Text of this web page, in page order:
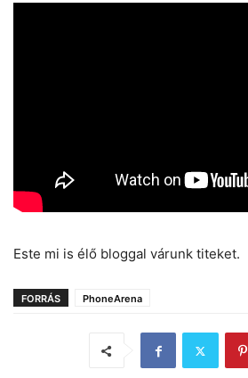
Este mi is élő bloggal várunk titeket.
FORRÁS PhoneArena